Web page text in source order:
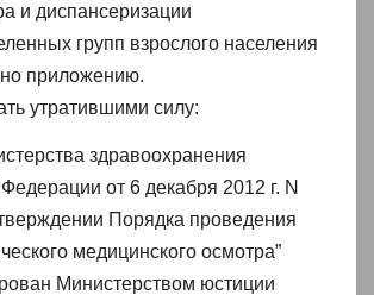
и диспансеризации
групп взрослого населения
приложению.
утратившими силу:
здравоохранения
от 6 декабря 2012 г. N
Порядка проведения
медицинского осмотра”
Министерством юстиции